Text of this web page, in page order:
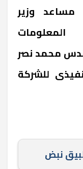
مساعد وزير
المعلومات
محمد نصر
للشركة
نبض